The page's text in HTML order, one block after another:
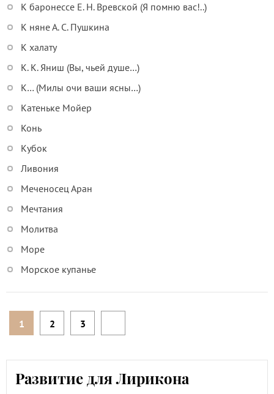
К баронессе Е. Н. Вревской (Я помню вас!..)
К няне А. С. Пушкина
К халату
К. К. Яниш (Вы, чьей душе…)
К… (Милы очи ваши ясны…)
Катеньке Мойер
Конь
Кубок
Ливония
Меченосец Аран
Мечтания
Молитва
Море
Морское купанье
1 2 3
Развитие для Лирикона